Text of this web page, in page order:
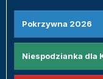
Pokrzywna 2026
Niespodzianka dla